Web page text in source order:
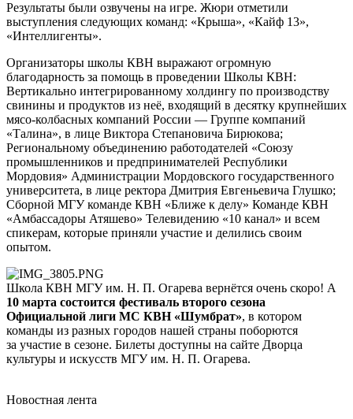
Результаты были озвучены на игре. Жюри отметили
выступления следующих команд: «Крыша», «Кайф 13»,
«Интеллигенты».
Организаторы школы КВН выражают огромную
благодарность за помощь в проведении Школы КВН:
Вертикально интегрированному холдингу по производству
свинины и продуктов из неё, входящий в десятку крупнейших
мясо-колбасных компаний России — Группе компаний
«Талина», в лице Виктора Степановича Бирюкова;
Региональному объединению работодателей «Союзу
промышленников и предпринимателей Республики
Мордовия» Администрации Мордовского государственного
университета, в лице ректора Дмитрия Евгеньевича Глушко;
Сборной МГУ команде КВН «Ближе к делу» Команде КВН
«Амбассадоры Атяшево» Телевидению «10 канал» и всем
спикерам, которые приняли участие и делились своим
опытом.
Школа КВН МГУ им. Н. П. Огарева вернётся очень скоро! А
10 марта состоится фестиваль второго сезона
Официальной лиги МС КВН «Шумбрат», в котором
команды из разных городов нашей страны поборются
за участие в сезоне. Билеты доступны на сайте Дворца
культуры и искусств МГУ им. Н. П. Огарева.
Новостная лента